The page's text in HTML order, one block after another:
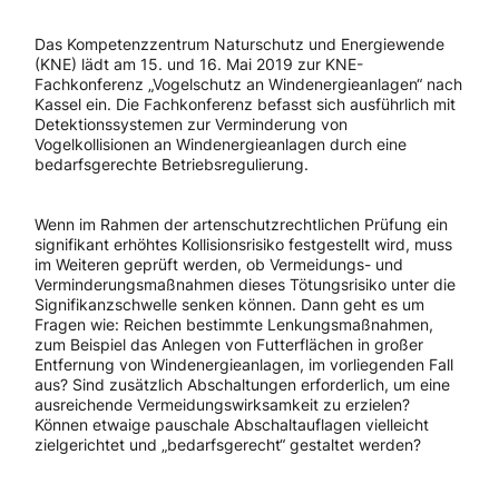
Das Kompetenzzentrum Naturschutz und Energiewende
(KNE) lädt am 15. und 16. Mai 2019 zur KNE-
Fachkonferenz „Vogelschutz an Windenergieanlagen“ nach
Kassel ein. Die Fachkonferenz befasst sich ausführlich mit
Detektionssystemen zur Verminderung von
Vogelkollisionen an Windenergieanlagen durch eine
bedarfsgerechte Betriebsregulierung.
Wenn im Rahmen der artenschutzrechtlichen Prüfung ein
signifikant erhöhtes Kollisionsrisiko festgestellt wird, muss
im Weiteren geprüft werden, ob Vermeidungs- und
Verminderungsmaßnahmen dieses Tötungsrisiko unter die
Signifikanzschwelle senken können. Dann geht es um
Fragen wie: Reichen bestimmte Lenkungsmaßnahmen,
zum Beispiel das Anlegen von Futterflächen in großer
Entfernung von Windenergieanlagen, im vorliegenden Fall
aus? Sind zusätzlich Abschaltungen erforderlich, um eine
ausreichende Vermeidungswirksamkeit zu erzielen?
Können etwaige pauschale Abschaltauflagen vielleicht
zielgerichtet und „bedarfsgerecht“ gestaltet werden?